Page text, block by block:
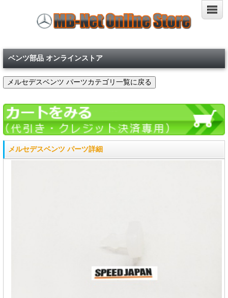
ベンツ部品 オンラインストア
メルセデスベンツ パーツ詳細